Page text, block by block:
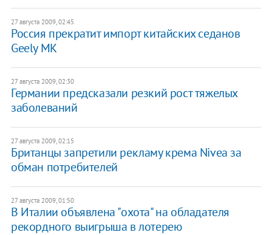
27 августа 2009, 02:45
Россия прекратит импорт китайских седанов
Geely МK
27 августа 2009, 02:30
Германии предсказали резкий рост тяжелых
заболеваний
27 августа 2009, 02:15
Британцы запретили рекламу крема Nivea за
обман потребителей
27 августа 2009, 01:50
В Италии объявлена "охота" на обладателя
рекордного выигрыша в лотерею